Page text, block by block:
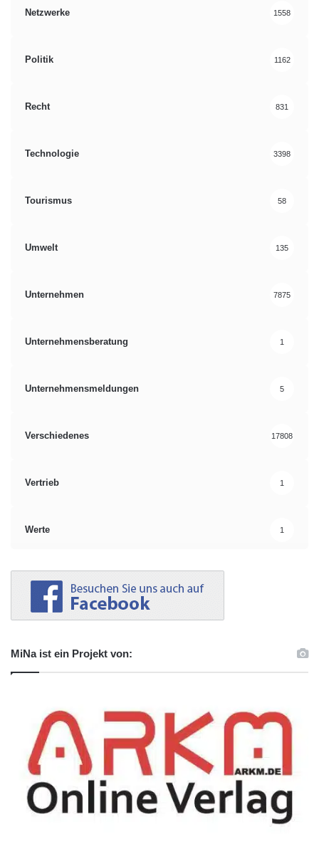
Netzwerke 1558
Politik 1162
Recht 831
Technologie 3398
Tourismus 58
Umwelt 135
Unternehmen 7875
Unternehmensberatung 1
Unternehmensmeldungen 5
Verschiedenes 17808
Vertrieb 1
Werte 1
MiNa ist ein Projekt von: